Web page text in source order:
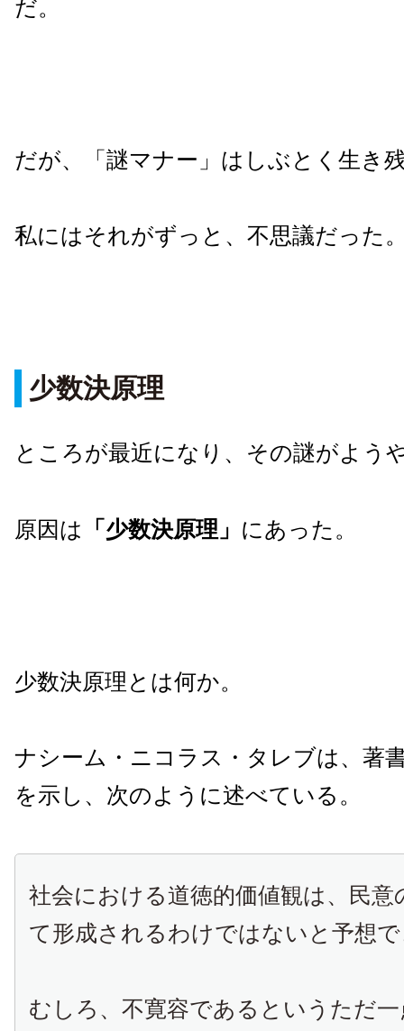
だ。
だが、「謎マナー」はしぶとく生き
私にはそれがずっと、不思議だった
少数決原理
ところが最近になり、その謎がよう
原因は 「少数決原理」 にあった。
少数決原理とは何か。
ナシーム・ニコラス・タレブは、著
を示し、次のように述べている。
社会における道徳的価値観は、民意
て形成されるわけではないと予想
むしろ、不寛容であるというただ